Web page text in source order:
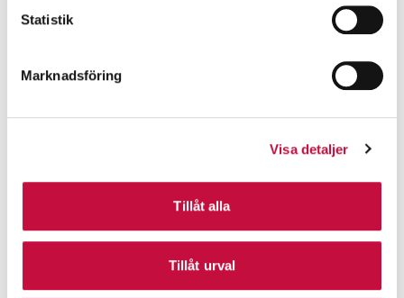
Statistik
Marknadsföring
Visa detaljer
Tillåt alla
Tillåt urval